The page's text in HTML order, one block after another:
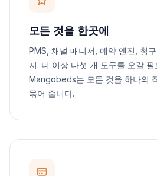
모든 것을 한곳에
PMS, 채널 매니저, 예약 엔진, 청
지. 더 이상 다섯 개 도구를 오갈 필
Mangobeds는 모든 것을 하나의
묶어 줍니다.